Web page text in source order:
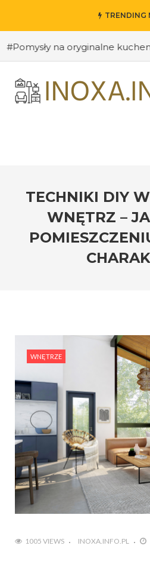
TRENDING
na oryginalne kuchenne
TECHNIKI DIY
WNĘTRZ –
WNĘTRZE
1005 VIEWS INOXA.INFO.PL